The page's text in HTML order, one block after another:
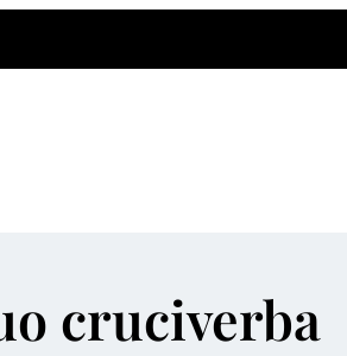
cruciverba